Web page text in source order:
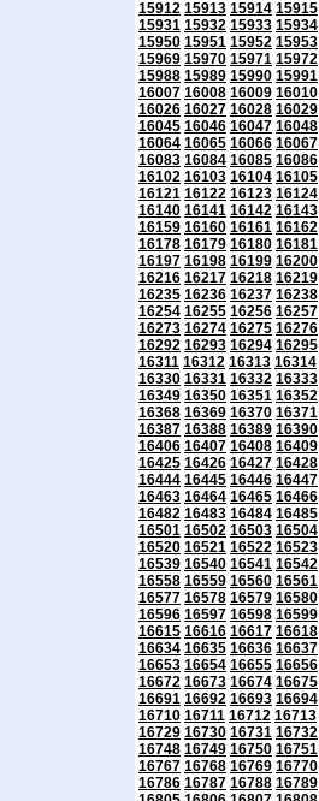
15912 15913 15914 15915
15931 15932 15933 15934
15950 15951 15952 15953
15969 15970 15971 15972
15988 15989 15990 15991
16007 16008 16009 16010
16026 16027 16028 16029
16045 16046 16047 16048
16064 16065 16066 16067
16083 16084 16085 16086
16102 16103 16104 16105
16121 16122 16123 16124
16140 16141 16142 16143
16159 16160 16161 16162
16178 16179 16180 16181
16197 16198 16199 16200
16216 16217 16218 16219
16235 16236 16237 16238
16254 16255 16256 16257
16273 16274 16275 16276
16292 16293 16294 16295
16311 16312 16313 16314
16330 16331 16332 16333
16349 16350 16351 16352
16368 16369 16370 16371
16387 16388 16389 16390
16406 16407 16408 16409
16425 16426 16427 16428
16444 16445 16446 16447
16463 16464 16465 16466
16482 16483 16484 16485
16501 16502 16503 16504
16520 16521 16522 16523
16539 16540 16541 16542
16558 16559 16560 16561
16577 16578 16579 16580
16596 16597 16598 16599
16615 16616 16617 16618
16634 16635 16636 16637
16653 16654 16655 16656
16672 16673 16674 16675
16691 16692 16693 16694
16710 16711 16712 16713
16729 16730 16731 16732
16748 16749 16750 16751
16767 16768 16769 16770
16786 16787 16788 16789